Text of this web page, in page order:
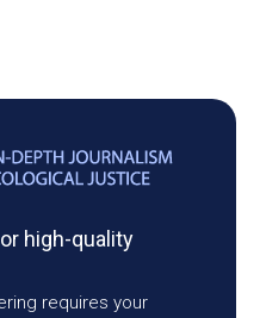
high-quality
requires your